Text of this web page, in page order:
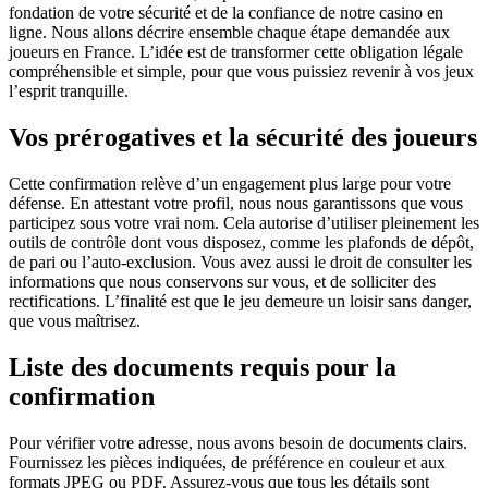
fondation de votre sécurité et de la confiance de notre casino en
ligne. Nous allons décrire ensemble chaque étape demandée aux
joueurs en France. L’idée est de transformer cette obligation légale
compréhensible et simple, pour que vous puissiez revenir à vos jeux
l’esprit tranquille.
Vos prérogatives et la sécurité des joueurs
Cette confirmation relève d’un engagement plus large pour votre
défense. En attestant votre profil, nous nous garantissons que vous
participez sous votre vrai nom. Cela autorise d’utiliser pleinement les
outils de contrôle dont vous disposez, comme les plafonds de dépôt,
de pari ou l’auto-exclusion. Vous avez aussi le droit de consulter les
informations que nous conservons sur vous, et de solliciter des
rectifications. L’finalité est que le jeu demeure un loisir sans danger,
que vous maîtrisez.
Liste des documents requis pour la
confirmation
Pour vérifier votre adresse, nous avons besoin de documents clairs.
Fournissez les pièces indiquées, de préférence en couleur et aux
formats JPEG ou PDF. Assurez-vous que tous les détails sont